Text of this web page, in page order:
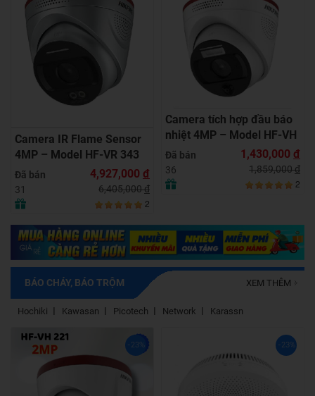
Camera IR Flame Sensor
4MP – Model HF-VR 343
Đã bán
31
4,927,000 đ
6,405,000đ
2
Camera tích hợp đầu báo
nhiệt 4MP – Model HF-VH
243
Đã bán
36
1,430,000 đ
1,859,000đ
2
BÁO CHÁY, BÁO TRỘM
Hochiki Kawasan Picotech Network Karassn
XEM THÊM
-23% -23%